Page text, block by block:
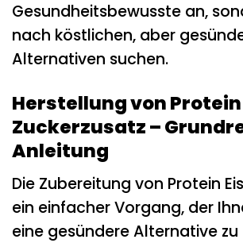
Gesundheitsbewusste an,
nach köstlichen, aber
Alternativen suchen.
Herstellung von Protein
Zuckerzusatz –
Anleitung
Die Zubereitung von Protein
ein einfacher Vorgang, der
eine gesündere Alternative zu